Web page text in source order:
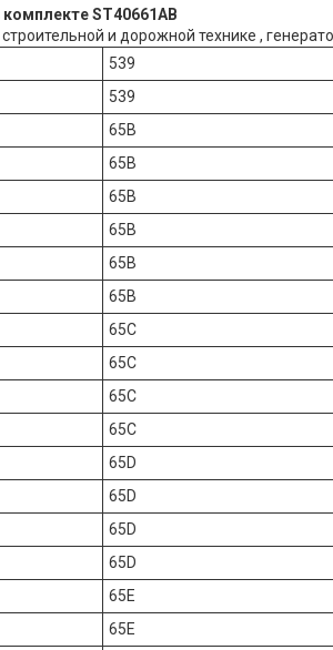
в комплекте
и дорожной технике ,
539
539
65B
65B
65B
65B
65B
65B
65C
65C
65C
65C
65D
65D
65D
65D
65E
65E